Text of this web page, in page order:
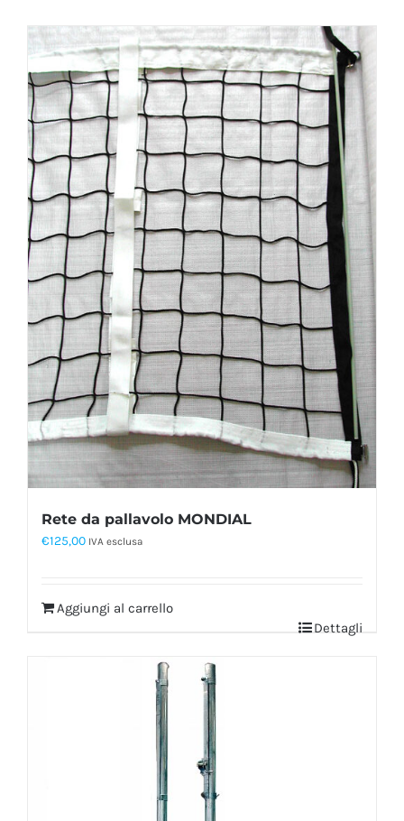
Rete da pallavolo MONDIAL
€125,00 IVA esclusa
Aggiungi al carrello
Dettagli